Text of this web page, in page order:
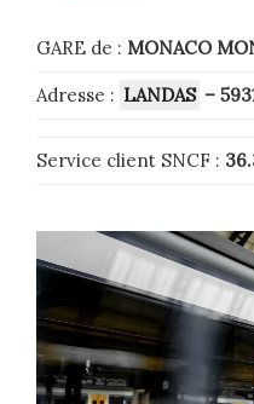
GARE de : MONACO
Adresse : LANDAS –
Service client SNCF :